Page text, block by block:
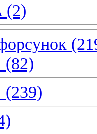
(2)
(82)
(239)